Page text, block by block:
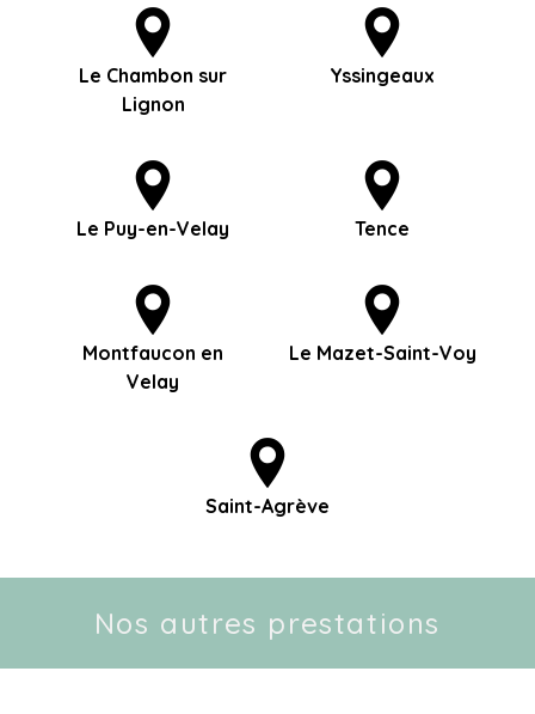
Le Chambon sur
Lignon
Yssingeaux
Le Puy-en-Velay Tence
Montfaucon en
Velay
Le Mazet-Saint-Voy
Saint-Agrève
Nos autres prestations